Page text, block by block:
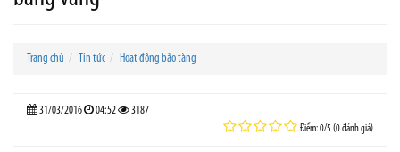
Trang chủ Tin tức Hoạt động bảo tàng
31/03/2016 04:52 3187
Điểm: 0/5 (0 đánh giá)